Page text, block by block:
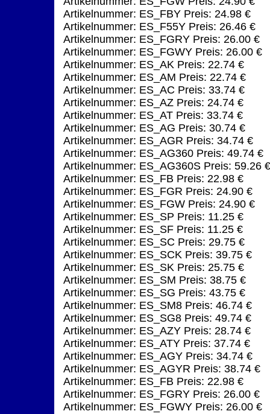
Artikelnummer: ES_FBY Preis: 24.98 €
Artikelnummer: ES_F55Y Preis: 26.46 €
Artikelnummer: ES_FGRY Preis: 26.00 €
Artikelnummer: ES_FGWY Preis: 26.00 €
Artikelnummer: ES_AK Preis: 22.74 €
Artikelnummer: ES_AM Preis: 22.74 €
Artikelnummer: ES_AC Preis: 33.74 €
Artikelnummer: ES_AZ Preis: 24.74 €
Artikelnummer: ES_AT Preis: 33.74 €
Artikelnummer: ES_AG Preis: 30.74 €
Artikelnummer: ES_AGR Preis: 34.74 €
Artikelnummer: ES_AG360 Preis: 49.74 €
Artikelnummer: ES_AG360S Preis: 59.26 €
Artikelnummer: ES_FB Preis: 22.98 €
Artikelnummer: ES_FGR Preis: 24.90 €
Artikelnummer: ES_FGW Preis: 24.90 €
Artikelnummer: ES_SP Preis: 11.25 €
Artikelnummer: ES_SF Preis: 11.25 €
Artikelnummer: ES_SC Preis: 29.75 €
Artikelnummer: ES_SCK Preis: 39.75 €
Artikelnummer: ES_SK Preis: 25.75 €
Artikelnummer: ES_SM Preis: 38.75 €
Artikelnummer: ES_SG Preis: 43.75 €
Artikelnummer: ES_SM8 Preis: 46.74 €
Artikelnummer: ES_SG8 Preis: 49.74 €
Artikelnummer: ES_AZY Preis: 28.74 €
Artikelnummer: ES_ATY Preis: 37.74 €
Artikelnummer: ES_AGY Preis: 34.74 €
Artikelnummer: ES_AGYR Preis: 38.74 €
Artikelnummer: ES_FB Preis: 22.98 €
Artikelnummer: ES_FGRY Preis: 26.00 €
Artikelnummer: ES_FGWY Preis: 26.00 €